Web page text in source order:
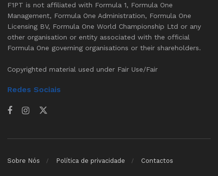
F1PT is not affiliated with Formula 1, Formula One
Management, Formula One Administration, Formula One
Licensing BV, Formula One World Championship Ltd or any
other organisation or entity associated with the official
Formula One governing organisations or their shareholders.
Copyrighted material used under Fair Use/Fair
Redes Sociais
Sobre Nós Política de privacidade Contactos